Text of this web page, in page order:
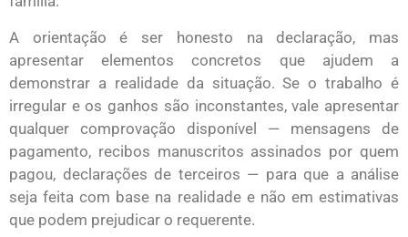
A orientação é ser honesto na declaração, mas
apresentar elementos concretos que ajudem a
demonstrar a realidade da situação. Se o trabalho é
irregular e os ganhos são inconstantes, vale apresentar
qualquer comprovação disponível — mensagens de
pagamento, recibos manuscritos assinados por quem
pagou, declarações de terceiros — para que a análise
seja feita com base na realidade e não em estimativas
que podem prejudicar o requerente.